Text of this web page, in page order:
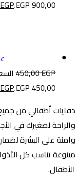
900,00 EGP.
EGP
450,00EGP
450,00 EGP.
EGP
دفايات أطفالي من
والراحة لصغيرك في
وآمنة على البشرة
متنوعة تناسب كل
الأطفال.